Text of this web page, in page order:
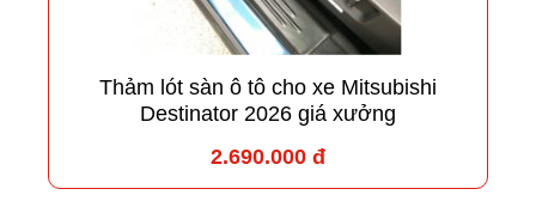
Thảm lót sàn ô tô cho xe Mitsubishi
Destinator 2026 giá xưởng
2.690.000 đ